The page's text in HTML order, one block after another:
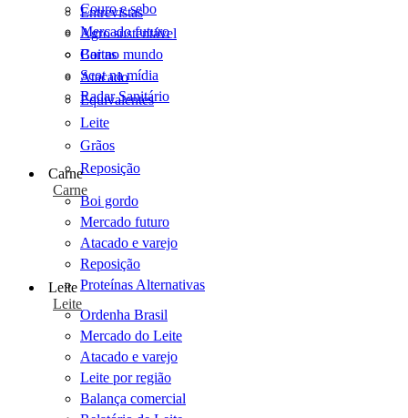
Entrevistas
Agro sustentável
Cartas
Scot na mídia
Radar Sanitário
Couro e sebo
Mercado futuro
Boi no mundo
Atacado
Equivalentes
Leite
Grãos
Reposição
Carne
Carne
Boi gordo
Mercado futuro
Atacado e varejo
Reposição
Proteínas Alternativas
Leite
Leite
Ordenha Brasil
Mercado do Leite
Atacado e varejo
Leite por região
Balança comercial